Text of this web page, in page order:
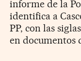
informe de la
identifica a
PP, con las
en documentos